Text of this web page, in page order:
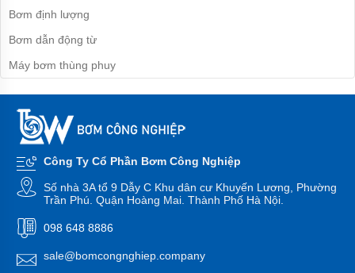
bơm
bể
bơi
bơm
đa
tầng
Máy
bơm
áp
hỏa-
Bơm định lượng
Bơm dẫn động từ
Máy bơm thùng phuy
Công Ty Cổ Phần Bơm Công Nghiệp
Số nhà 3A tổ 9 Dẫy C Khu dân cư Khuyến Lương, Phường
Trần Phú. Quận Hoàng Mai. Thành Phố Hà Nội.
098 648 8886
sale@bomcongnghiep.company